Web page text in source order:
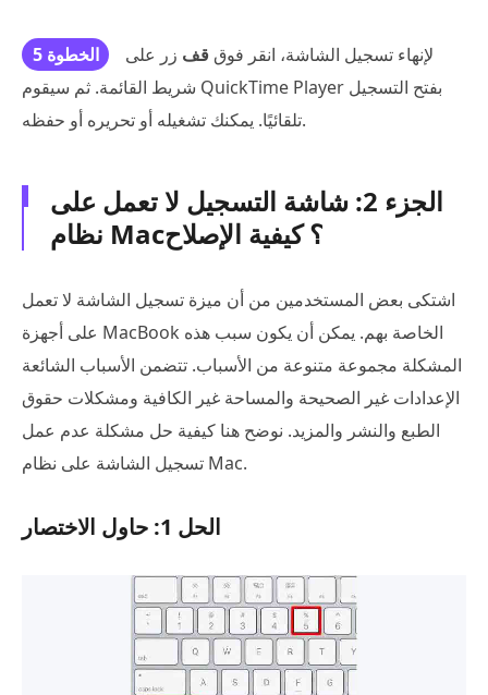
الخطوة 5 لإنهاء تسجيل الشاشة، انقر فوق قف زر على
شريط القائمة. ثم سيقوم QuickTime Player بفتح التسجيل
تلقائيًا. يمكنك تشغيله أو تحريره أو حفظه.
الجزء 2: شاشة التسجيل لا تعمل على
نظام Mac؟ كيفية الإصلاح
اشتكى بعض المستخدمين من أن ميزة تسجيل الشاشة لا تعمل
على أجهزة MacBook الخاصة بهم. يمكن أن يكون سبب هذه
المشكلة مجموعة متنوعة من الأسباب. تتضمن الأسباب الشائعة
الإعدادات غير الصحيحة والمساحة غير الكافية ومشكلات حقوق
الطبع والنشر والمزيد. نوضح هنا كيفية حل مشكلة عدم عمل
تسجيل الشاشة على نظام Mac.
الحل 1: حاول الاختصار